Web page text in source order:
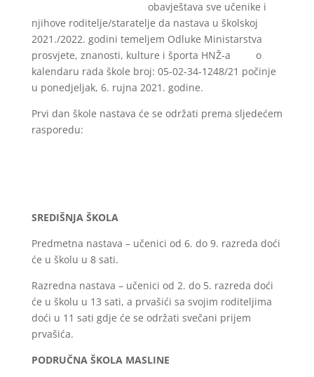
obavještava sve učenike i
njihove roditelje/staratelje da nastava u školskoj
2021./2022. godini temeljem Odluke Ministarstva
prosvjete, znanosti, kulture i športa HNŽ-a o
kalendaru rada škole broj: 05-02-34-1248/21 počinje
u ponedjeljak, 6. rujna 2021. godine.
Prvi dan škole nastava će se održati prema sljedećem
rasporedu:
SREDIŠNJA ŠKOLA
Predmetna nastava – učenici od 6. do 9. razreda doći
će u školu u 8 sati.
Razredna nastava – učenici od 2. do 5. razreda doći
će u školu u 13 sati, a prvašići sa svojim roditeljima
doći u 11 sati gdje će se održati svečani prijem
prvašića.
PODRUČNA ŠKOLA MASLINE